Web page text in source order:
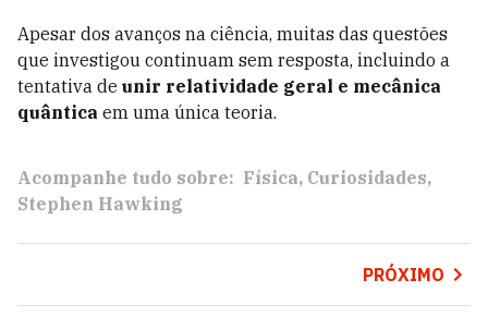
Apesar dos avanços na ciência, muitas das questões
que investigou continuam sem resposta, incluindo a
tentativa de unir relatividade geral e mecânica
quântica em uma única teoria.
Acompanhe tudo sobre: Física Curiosidades
Stephen Hawking
PRÓXIMO